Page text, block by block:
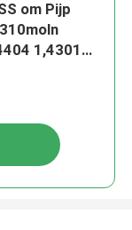
om Pijp
1,4301